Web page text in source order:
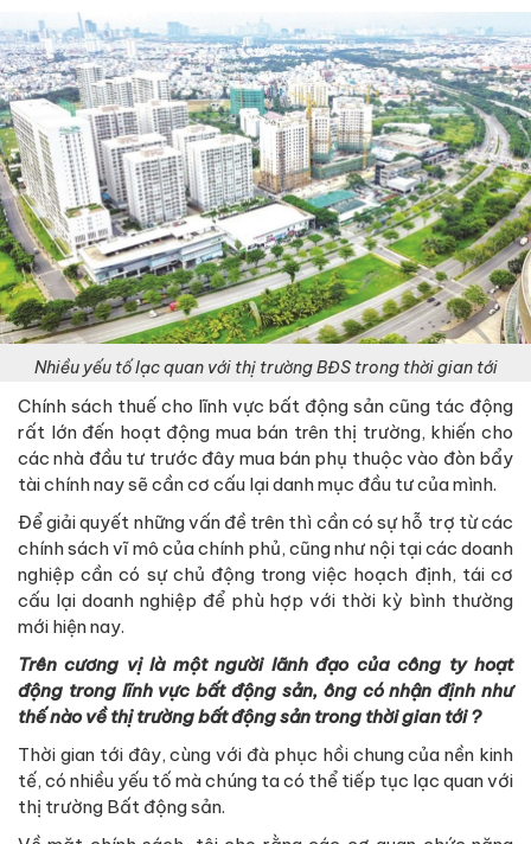
Nhiều yếu tố lạc quan với thị trường BĐS trong thời gian tới
Chính sách thuế cho lĩnh vực bất động sản cũng tác động
rất lớn đến hoạt động mua bán trên thị trường, khiến cho
các nhà đầu tư trước đây mua bán phụ thuộc vào đòn bẩy
tài chính nay sẽ cần cơ cấu lại danh mục đầu tư của mình.
Để giải quyết những vấn đề trên thì cần có sự hỗ trợ từ các
chính sách vĩ mô của chính phủ, cũng như nội tại các doanh
nghiệp cần có sự chủ động trong việc hoạch định, tái cơ
cấu lại doanh nghiệp để phù hợp với thời kỳ bình thường
mới hiện nay.
Trên cương vị là một người lãnh đạo của công ty hoạt
động trong lĩnh vực bất động sản, ông có nhận định như
thế nào về thị trường bất động sản trong thời gian tới ?
Thời gian tới đây, cùng với đà phục hồi chung của nền kinh
tế, có nhiều yếu tố mà chúng ta có thể tiếp tục lạc quan với
thị trường Bất động sản.